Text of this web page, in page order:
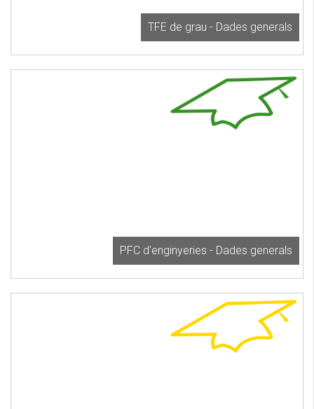
TFE de grau - Dades generals
PFC d'enginyeries - Dades generals